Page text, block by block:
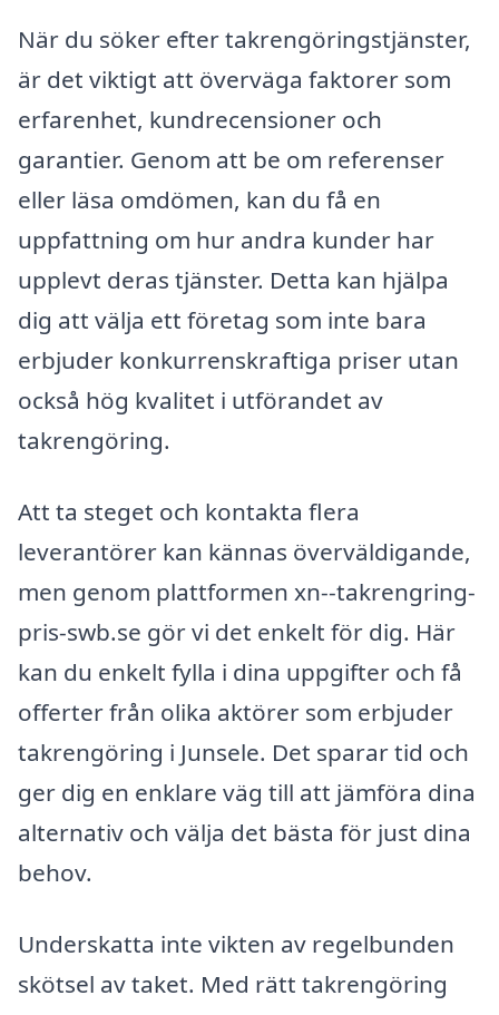
När du söker efter takrengöringstjänster,
är det viktigt att överväga faktorer som
erfarenhet, kundrecensioner och
garantier. Genom att be om referenser
eller läsa omdömen, kan du få en
uppfattning om hur andra kunder har
upplevt deras tjänster. Detta kan hjälpa
dig att välja ett företag som inte bara
erbjuder konkurrenskraftiga priser utan
också hög kvalitet i utförandet av
takrengöring.
Att ta steget och kontakta flera
leverantörer kan kännas överväldigande,
men genom plattformen xn--takrengring-
pris-swb.se gör vi det enkelt för dig. Här
kan du enkelt fylla i dina uppgifter och få
offerter från olika aktörer som erbjuder
takrengöring i Junsele. Det sparar tid och
ger dig en enklare väg till att jämföra dina
alternativ och välja det bästa för just dina
behov.
Underskatta inte vikten av regelbunden
skötsel av taket. Med rätt takrengöring